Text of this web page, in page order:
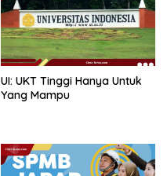
UI: UKT Tinggi Hanya Untuk
Yang Mampu